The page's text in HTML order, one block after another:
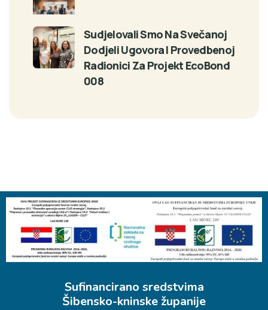
Sudjelovali Smo Na Svečanoj
Dodjeli Ugovora I Provedbenoj
Radionici Za Projekt EcoBond
008
Sufinancirano sredstvima
Šibensko-kninske županije